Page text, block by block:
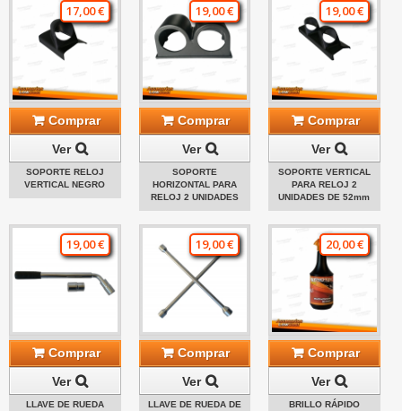
17,00 €
Comprar
Ver
SOPORTE RELOJ
VERTICAL NEGRO
19,00 €
Comprar
Ver
SOPORTE
HORIZONTAL PARA
RELOJ 2 UNIDADES
19,00 €
Comprar
Ver
SOPORTE VERTICAL
PARA RELOJ 2
UNIDADES DE 52mm
19,00 €
Comprar
Ver
LLAVE DE RUEDA
19,00 €
Comprar
Ver
LLAVE DE RUEDA DE
20,00 €
Comprar
Ver
BRILLO RÁPIDO